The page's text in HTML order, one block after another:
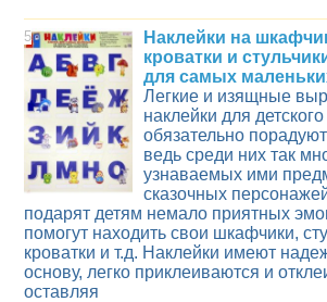
5
Наклейки на
кроватки и
для самых
Легкие и изящные
наклейки для
обязательно
ведь среди них так
узнаваемых ими
сказочных
подарят детям немало приятных
помогут находить свои шкафчики,
кроватки и т.д. Наклейки имеют
основу, легко приклеиваются и
оставляя